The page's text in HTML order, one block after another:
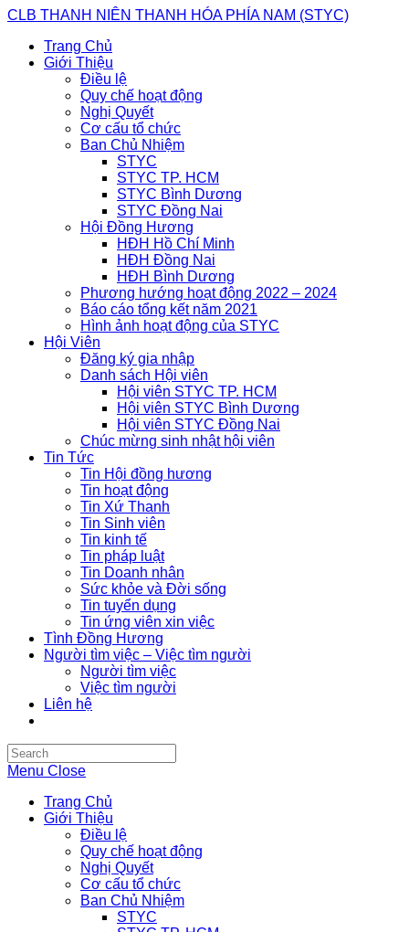
Skip
content
CLB THANH NIÊN THANH HÓA PHÍA NAM (STYC)
Trang Chủ
Giới Thiệu
Điều lệ
Quy chế hoạt động
Nghị Quyết
Cơ cấu tổ chức
Ban Chủ Nhiệm
STYC
STYC TP. HCM
STYC Bình Dương
STYC Đồng Nai
Hội Đồng Hương
HĐH Hồ Chí Minh
HĐH Đồng Nai
HĐH Bình Dương
Phương hướng hoạt động 2022 – 2024
Báo cáo tổng kết năm 2021
Hình ảnh hoạt động của STYC
Hội Viên
Đăng ký gia nhập
Danh sách Hội viên
Hội viên STYC TP. HCM
Hội viên STYC Bình Dương
Hội viên STYC Đồng Nai
Chúc mừng sinh nhật hội viên
Tin Tức
Tin Hội đồng hương
Tin hoạt động
Tin Xứ Thanh
Tin Sinh viên
Tin kinh tế
Tin pháp luật
Tin Doanh nhân
Sức khỏe và Đời sống
Tin tuyển dụng
Tin ứng viên xin việc
Tình Đồng Hương
Người tìm việc – Việc tìm người
Người tìm việc
Việc tìm người
Liên hệ
Search
this
Menu Close
Trang Chủ
Giới Thiệu
Điều lệ
Quy chế hoạt động
Nghị Quyết
Cơ cấu tổ chức
Ban Chủ Nhiệm
STYC